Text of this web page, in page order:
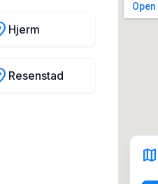
Hjerm
Resenstad
map